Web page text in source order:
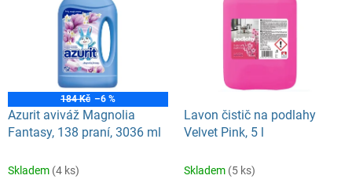
e
n
zároveň přispívá ke změkčení
vody, což podporujelepší čisticí
ke změkčení vody, což
podporujelepší čisticí efekt.
184 Kč –6 %
Azurit aviváž Magnolia
Fantasy, 138 praní, 3036 ml
Skladem (4 ks)
Lavon čistič na podlahy
Velvet Pink, 5 l
Skladem (5 ks)